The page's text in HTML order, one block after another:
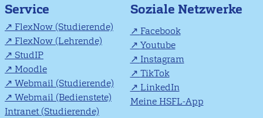
Service
FlexNow (Studierende)
FlexNow (Lehrende)
StudIP
Moodle
Webmail (Studierende)
Webmail (Bedienstete)
Intranet (Studierende)
Soziale Netzwerke
Facebook
Youtube
Instagram
TikTok
LinkedIn
Meine HSFL-App